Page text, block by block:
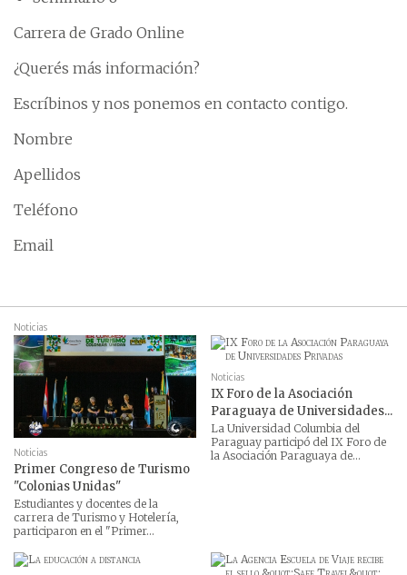
Carrera de Grado Online
¿Querés más información?
Escríbinos y nos ponemos en contacto contigo.
Nombre
Apellidos
Teléfono
Email
Noticias
Noticias
Primer Congreso de Turismo
"Colonias Unidas"
Estudiantes y docentes de la
carrera de Turismo y Hotelería,
participaron en el "Primer...
Noticias
IX Foro de la Asociación
Paraguaya de Universidades...
La Universidad Columbia del
Paraguay participó del IX Foro de
la Asociación Paraguaya de...